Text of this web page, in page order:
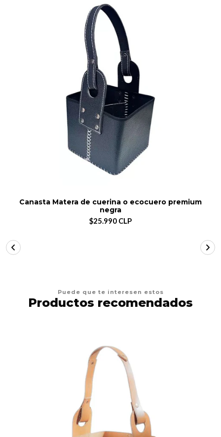
Canasta Matera de cuerina o ecocuero premium
negra
$25.990 CLP
Puede que te interesen estos
Productos recomendados